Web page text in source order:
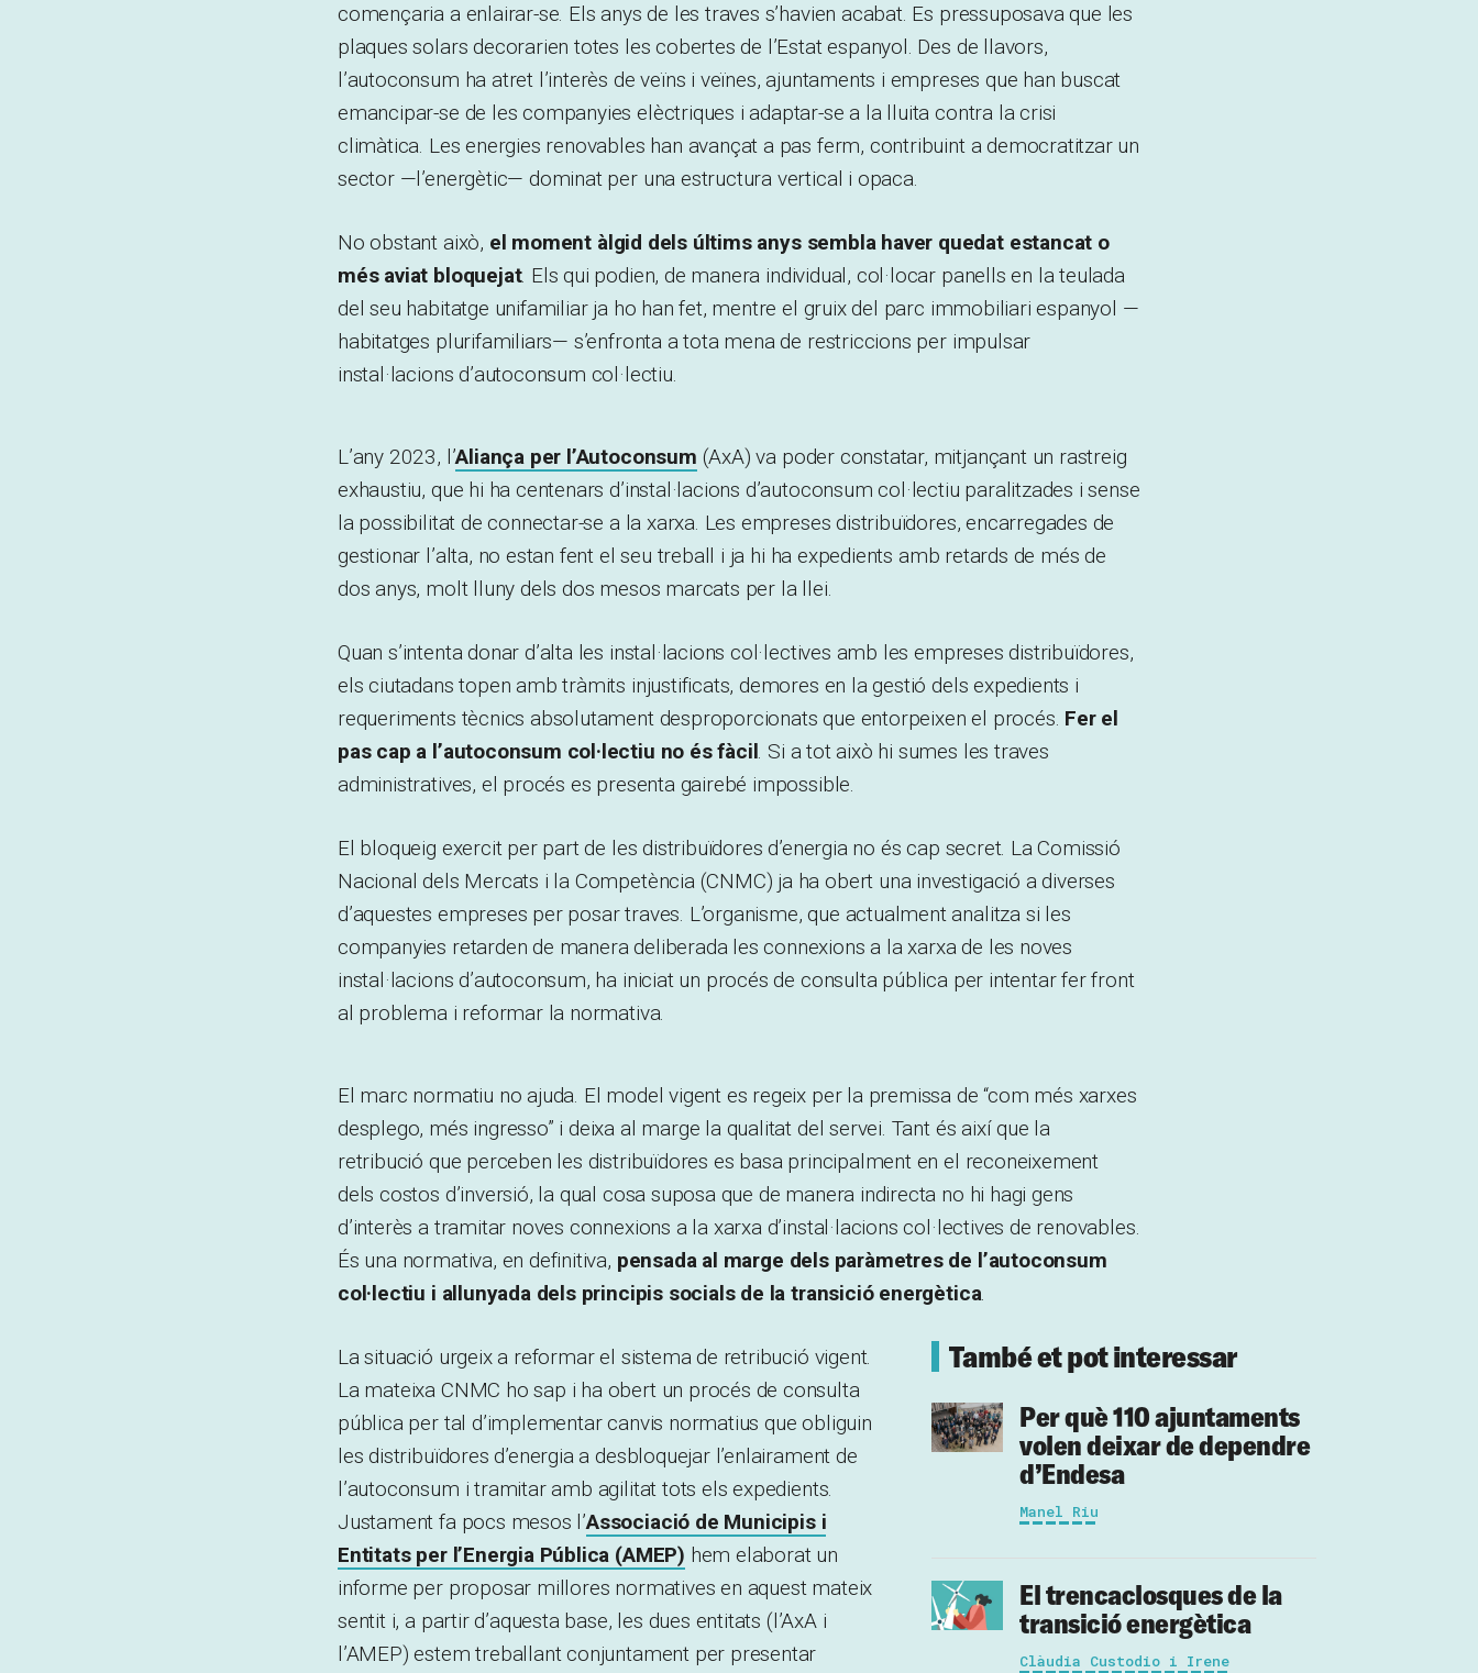
començaria a enlairar-se. Els anys de les traves s’havien acabat. Es pressuposava que les
plaques solars decorarien totes les cobertes de l’Estat espanyol. Des de llavors,
l’autoconsum ha atret l’interès de veïns i veïnes, ajuntaments i empreses que han buscat
emancipar-se de les companyies elèctriques i adaptar-se a la lluita contra la crisi
climàtica. Les energies renovables han avançat a pas ferm, contribuint a democratitzar un
sector —l’energètic— dominat per una estructura vertical i opaca.
No obstant això, el moment àlgid dels últims anys sembla haver quedat estancat o
més aviat bloquejat. Els qui podien, de manera individual, col·locar panells en la teulada
del seu habitatge unifamiliar ja ho han fet, mentre el gruix del parc immobiliari espanyol —
habitatges plurifamiliars— s’enfronta a tota mena de restriccions per impulsar
instal·lacions d’autoconsum col·lectiu.
L’any 2023, l’Aliança per l’Autoconsum (AxA) va poder constatar, mitjançant un rastreig
exhaustiu, que hi ha centenars d’instal·lacions d’autoconsum col·lectiu paralitzades i sense
la possibilitat de connectar-se a la xarxa. Les empreses distribuïdores, encarregades de
gestionar l’alta, no estan fent el seu treball i ja hi ha expedients amb retards de més de
dos anys, molt lluny dels dos mesos marcats per la llei.
Quan s’intenta donar d’alta les instal·lacions col·lectives amb les empreses distribuïdores,
els ciutadans topen amb tràmits injustificats, demores en la gestió dels expedients i
requeriments tècnics absolutament desproporcionats que entorpeixen el procés. Fer el
pas cap a l’autoconsum col·lectiu no és fàcil. Si a tot això hi sumes les traves
administratives, el procés es presenta gairebé impossible.
El bloqueig exercit per part de les distribuïdores d’energia no és cap secret. La Comissió
Nacional dels Mercats i la Competència (CNMC) ja ha obert una investigació a diverses
d’aquestes empreses per posar traves. L’organisme, que actualment analitza si les
companyies retarden de manera deliberada les connexions a la xarxa de les noves
instal·lacions d’autoconsum, ha iniciat un procés de consulta pública per intentar fer front
al problema i reformar la normativa.
El marc normatiu no ajuda. El model vigent es regeix per la premissa de “com més xarxes
desplego, més ingresso” i deixa al marge la qualitat del servei. Tant és així que la
retribució que perceben les distribuïdores es basa principalment en el reconeixement
dels costos d’inversió, la qual cosa suposa que de manera indirecta no hi hagi gens
d’interès a tramitar noves connexions a la xarxa d’instal·lacions col·lectives de renovables.
És una normativa, en definitiva, pensada al marge dels paràmetres de l’autoconsum
col·lectiu i allunyada dels principis socials de la transició energètica.
També et pot interessar
Per què 110 ajuntaments
volen deixar de dependre
d’Endesa
Manel Riu
El trencaclosques de la
transició energètica
Clàudia Custodio i Irene
La situació urgeix a reformar el sistema de retribució vigent.
La mateixa CNMC ho sap i ha obert un procés de consulta
pública per tal d’implementar canvis normatius que obliguin
les distribuïdores d’energia a desbloquejar l’enlairament de
l’autoconsum i tramitar amb agilitat tots els expedients.
Justament fa pocs mesos l’Associació de Municipis i
Entitats per l’Energia Pública (AMEP) hem elaborat un
informe per proposar millores normatives en aquest mateix
sentit i, a partir d’aquesta base, les dues entitats (l’AxA i
l’AMEP) estem treballant conjuntament per presentar